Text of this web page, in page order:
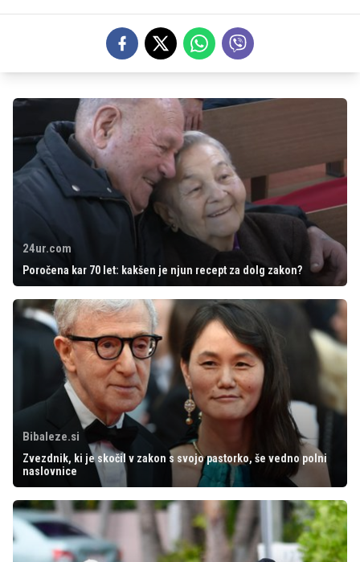
24ur.com
Poročena kar 70 let: kakšen je njun recept za dolg zakon?
Bibaleze.si
Zvezdnik, ki je skočil v zakon s svojo pastorko, še vedno polni
naslovnice